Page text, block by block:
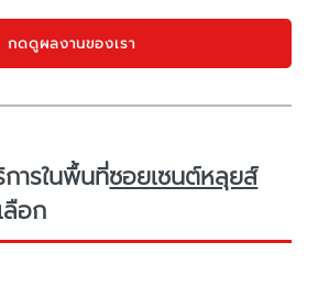
กดดูผลงานของเรา
ารในพื้นที่ซอยเซนต์หลุยส์
ลือก